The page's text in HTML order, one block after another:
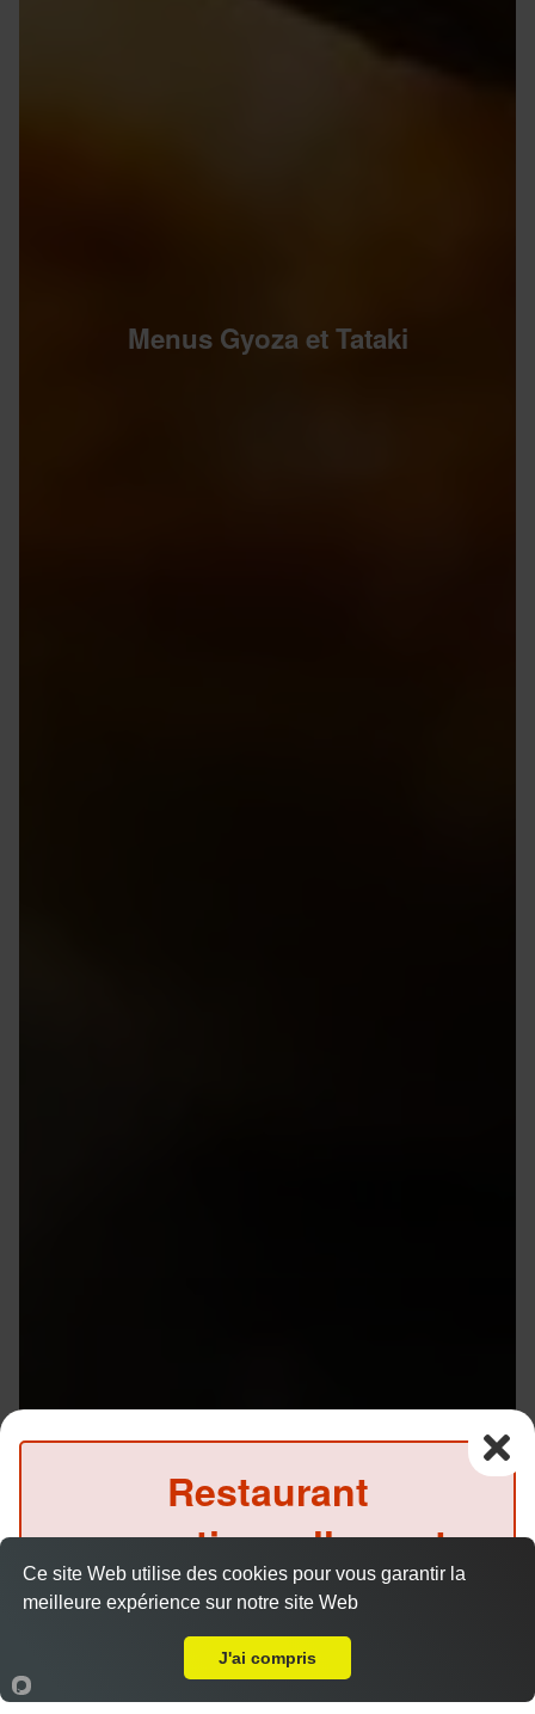
Menus Gyoza et Tataki
Menu V1 - Gyoza
Accueil Panier Compte
Restaurant
exceptionnellement
fermé ce soir
(Précommande possible)
Ce site Web utilise des cookies pour vous garantir la
meilleure expérience sur notre site Web
J'ai compris